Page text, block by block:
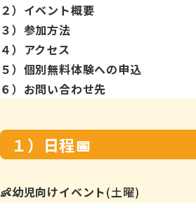
２）イベント概要
３）参加方法
４）アクセス
５）個別無料体験への申込
６）お問い合わせ先
１）日程📅
👶幼児向けイベント(土曜)